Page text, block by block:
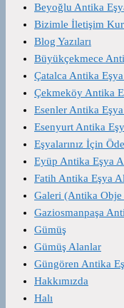
Beyoğlu Antika
Bizimle İletişim
Blog Yazıları
Büyükçekmece
Çatalca Antika
Çekmeköy Antika
Esenler Antika
Esenyurt Antika
Eşyalarınız İçin
Eyüp Antika Eşya
Fatih Antika Eşya
Galeri (Antika
Gaziosmanpaşa
Gümüş
Gümüş Alanlar
Güngören Antika
Hakkımızda
Halı